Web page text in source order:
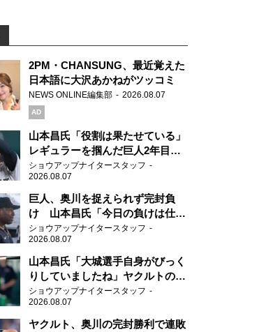
2PM・CHANSUNG、最近覚えた
日本語に大沢あかねがツッコミ
NEWS ONLINE編集部 2026.08.07
AD
山本昌氏「役割は果たせている」
レギュラーを掴んだ巨人2年目の
新人王候補
ショウアップナイタースタッフ
2026.08.07
巨人、奥川を捉えられず完封負
け 山本昌氏「今日の負けは仕方
がない」
ショウアップナイタースタッフ
2026.08.07
山本昌氏「大城選手自身がびっく
りしていましたね」ヤクルトのフ
ァースト・澤井の判断を評価
ショウアップナイタースタッフ
2026.08.07
ヤクルト、奥川の完封勝利で連敗